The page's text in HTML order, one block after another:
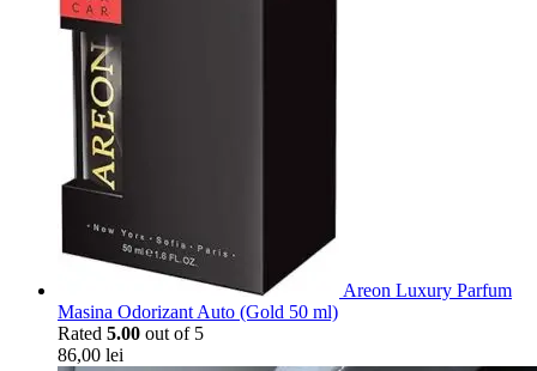
Areon Luxury Parfum
Masina Odorizant Auto (Gold 50 ml)
Rated 5.00 out of 5
86,00 lei